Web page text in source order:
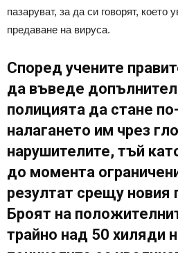
пазаруват, за да си говорят, което
предаване на вируса.
Според учените
да въведе
полицията да стане
налагането им чрез
нарушителите, тъй
до момента
резултат срещу новия
Броят на
трайно над 50 хиляди